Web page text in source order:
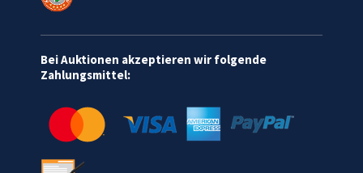
Bei Auktionen akzeptieren wir folgende
Zahlungsmittel: